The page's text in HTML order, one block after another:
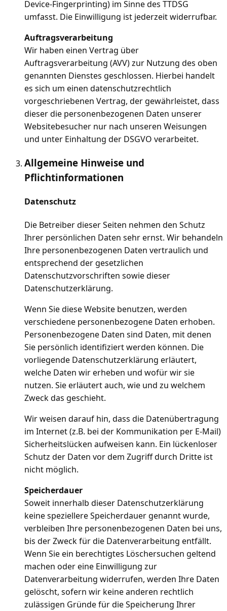
Device-Fingerprinting) im Sinne des TTDSG
umfasst. Die Einwilligung ist jederzeit widerrufbar.
Auftragsverarbeitung
Wir haben einen Vertrag über
Auftragsverarbeitung (AVV) zur Nutzung des oben
genannten Dienstes geschlossen. Hierbei handelt
es sich um einen datenschutzrechtlich
vorgeschriebenen Vertrag, der gewährleistet, dass
dieser die personenbezogenen Daten unserer
Websitebesucher nur nach unseren Weisungen
und unter Einhaltung der DSGVO verarbeitet.
Allgemeine Hinweise und
Pflichtinformationen
Datenschutz
Die Betreiber dieser Seiten nehmen den Schutz
Ihrer persönlichen Daten sehr ernst. Wir behandeln
Ihre personenbezogenen Daten vertraulich und
entsprechend der gesetzlichen
Datenschutzvorschriften sowie dieser
Datenschutzerklärung.
Wenn Sie diese Website benutzen, werden
verschiedene personenbezogene Daten erhoben.
Personenbezogene Daten sind Daten, mit denen
Sie persönlich identifiziert werden können. Die
vorliegende Datenschutzerklärung erläutert,
welche Daten wir erheben und wofür wir sie
nutzen. Sie erläutert auch, wie und zu welchem
Zweck das geschieht.
Wir weisen darauf hin, dass die Datenübertragung
im Internet (z.B. bei der Kommunikation per E-Mail)
Sicherheitslücken aufweisen kann. Ein lückenloser
Schutz der Daten vor dem Zugriff durch Dritte ist
nicht möglich.
Speicherdauer
Soweit innerhalb dieser Datenschutzerklärung
keine speziellere Speicherdauer genannt wurde,
verbleiben Ihre personenbezogenen Daten bei uns,
bis der Zweck für die Datenverarbeitung entfällt.
Wenn Sie ein berechtigtes Löschersuchen geltend
machen oder eine Einwilligung zur
Datenverarbeitung widerrufen, werden Ihre Daten
gelöscht, sofern wir keine anderen rechtlich
zulässigen Gründe für die Speicherung Ihrer